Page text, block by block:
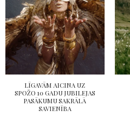
LĪGAVĀM AICINA UZ
SPOŽO 10 GADU JUBILEJAS
PASĀKUMU SAKRĀLĀ
SAVIENĪBA